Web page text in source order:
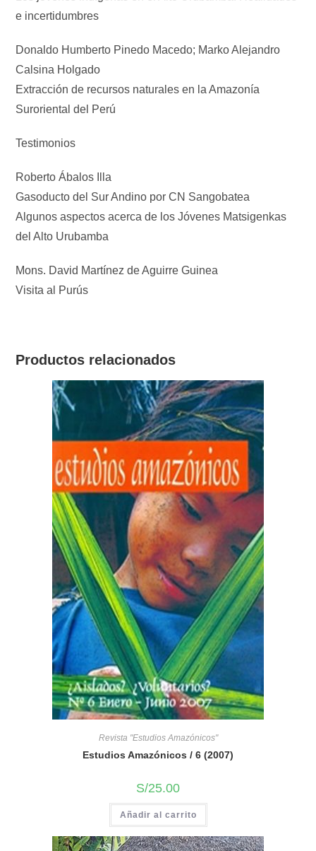
e incertidumbres
Donaldo Humberto Pinedo Macedo; Marko Alejandro
Calsina Holgado
Extracción de recursos naturales en la Amazonía
Suroriental del Perú
Testimonios
Roberto Ábalos Illa
Gasoducto del Sur Andino por CN Sangobatea
Algunos aspectos acerca de los Jóvenes Matsigenkas
del Alto Urubamba
Mons. David Martínez de Aguirre Guinea
Visita al Purús
Productos relacionados
Revista "Estudios Amazónicos"
Estudios Amazónicos / 6 (2007)
S/25.00
Añadir al carrito